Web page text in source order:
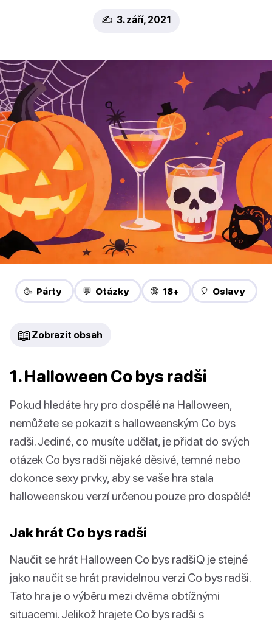
✍️ 3. září, 2021
🥳 Párty 💬 Otázky 🔞 18+ 🎈 Oslavy
📖 Zobrazit obsah
1. Halloween Co bys radši
Pokud hledáte hry pro dospělé na Halloween,
nemůžete se pokazit s halloweenským Co bys
radši. Jediné, co musíte udělat, je přidat do svých
otázek Co bys radši nějaké děsivé, temné nebo
dokonce sexy prvky, aby se vaše hra stala
halloweenskou verzí určenou pouze pro dospělé!
Jak hrát Co bys radši
Naučit se hrát Halloween Co bys radšiQ je stejné
jako naučit se hrát pravidelnou verzi Co bys radši.
Tato hra je o výběru mezi dvěma obtížnými
situacemi. Jelikož hrajete Co bys radši s